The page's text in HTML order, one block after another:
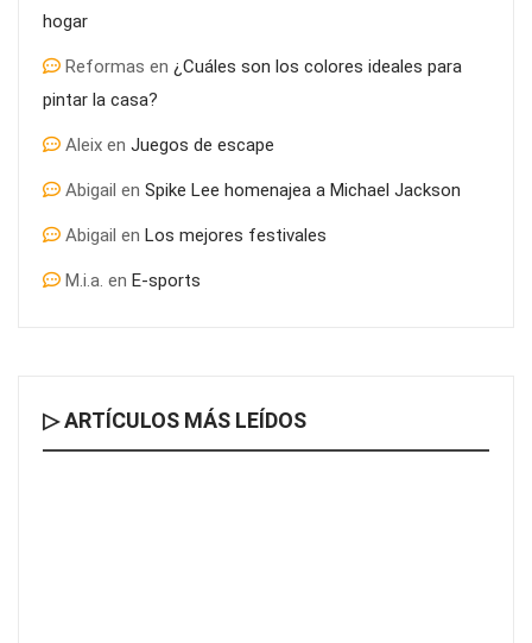
hogar
Reformas en ¿Cuáles son los colores ideales para
pintar la casa?
Aleix en Juegos de escape
Abigail en Spike Lee homenajea a Michael Jackson
Abigail en Los mejores festivales
M.i.a. en E-sports
▷ ARTÍCULOS MÁS LEÍDOS